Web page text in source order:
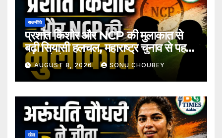
राजनीति
प्रशांत किशोर और NCP की मुलाकात से
बढ़ी सियासी हलचल, महाराष्ट्र चुनाव से पहले
अटकलें तेज
AUGUST 8, 2026 SONU CHOUBEY
खेल